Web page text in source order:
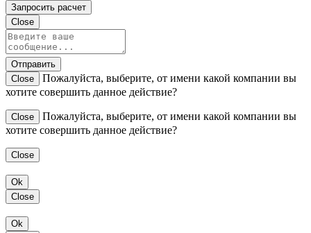
Запросить расчет
Close
Отправить
Close
Пожалуйста, выберите, от имени какой компании вы
хотите совершить данное действие?
Close
Пожалуйста, выберите, от имени какой компании вы
хотите совершить данное действие?
Close
Ok
Close
Ok